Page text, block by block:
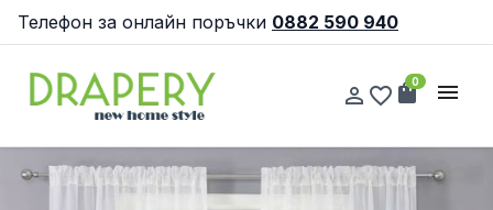
Телефон за онлайн поръчки 0882 590 940
person_outline favorite_border shopping_bag
0 menu